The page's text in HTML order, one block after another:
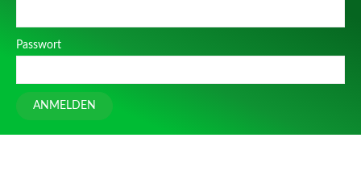
Passwort
ANMELDEN